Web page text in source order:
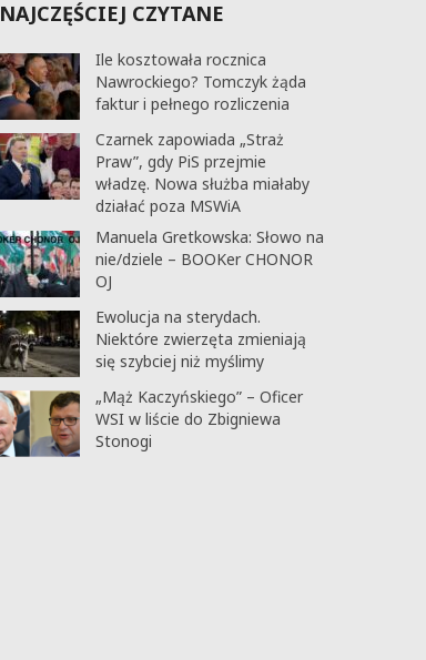
NAJCZĘŚCIEJ CZYTANE
Ile kosztowała rocznica
Nawrockiego? Tomczyk żąda
faktur i pełnego rozliczenia
Czarnek zapowiada „Straż
Praw”, gdy PiS przejmie
władzę. Nowa służba miałaby
działać poza MSWiA
Manuela Gretkowska: Słowo na
nie/dziele – BOOKer CHONOR
OJ
Ewolucja na sterydach.
Niektóre zwierzęta zmieniają
się szybciej niż myślimy
„Mąż Kaczyńskiego” – Oficer
WSI w liście do Zbigniewa
Stonogi